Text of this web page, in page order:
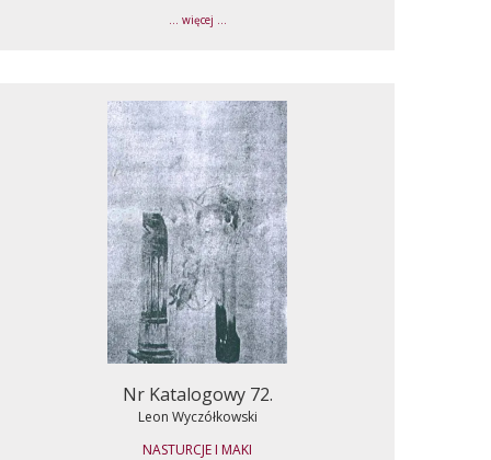
... więcej ...
Nr Katalogowy 72.
Leon Wyczółkowski
NASTURCJE I MAKI